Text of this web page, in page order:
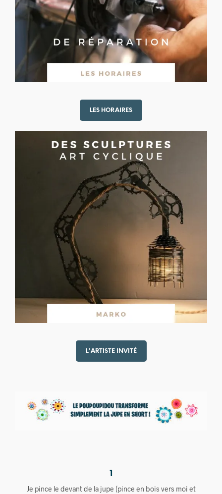
LES HORAIRES
L'ARTISTE INVITÉ
1
Je pince le devant de la jupe (pince en bois vers moi et